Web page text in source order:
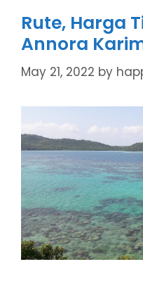
Rute, Harga
Annora
May 21, 2022 by